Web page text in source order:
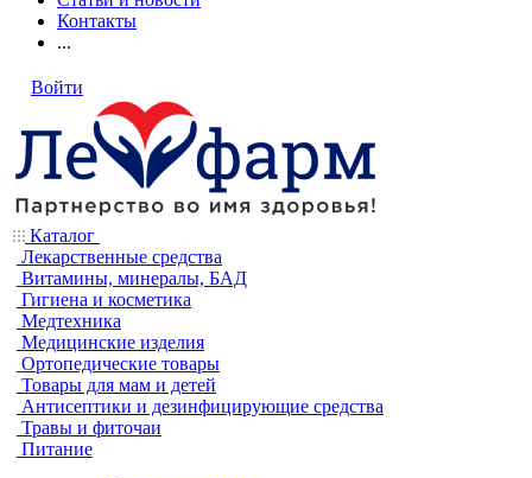
Контакты
...
Войти
Каталог
Лекарственные средства
Витамины, минералы, БАД
Гигиена и косметика
Медтехника
Медицинские изделия
Ортопедические товары
Товары для мам и детей
Антисептики и дезинфицирующие средства
Травы и фиточаи
Питание